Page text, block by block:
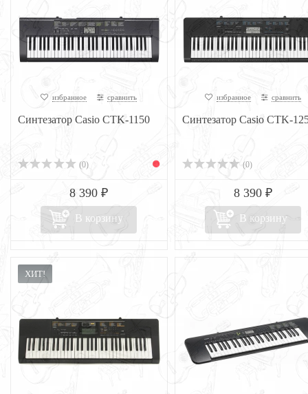
избранное сравнить
Синтезатор Casio CTK-1150
(0)
8 390 ₽
В корзину
избранное сравнить
Синтезатор Casio CTK-
(0)
8 390 ₽
В корзину
ХИТ!